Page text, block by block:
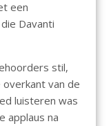
een
Davanti
stil,
van de
luisteren was
applaus na